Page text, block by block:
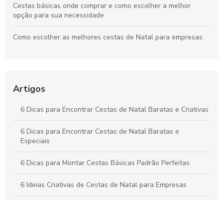
Cestas básicas onde comprar e como escolher a melhor
opção para sua necessidade
Como escolher as melhores cestas de Natal para empresas
Como Comprar Cestas Básicas Online com Segurança e
Cestas básicas SP como escolha ideal para a sua
alimentação
Artigos
6 Dicas para Encontrar Cestas de Natal Baratas e Criativas
6 Dicas para Encontrar Cestas de Natal Baratas e
Especiais
6 Dicas para Montar Cestas Básicas Padrão Perfeitas
6 Ideias Criativas de Cestas de Natal para Empresas